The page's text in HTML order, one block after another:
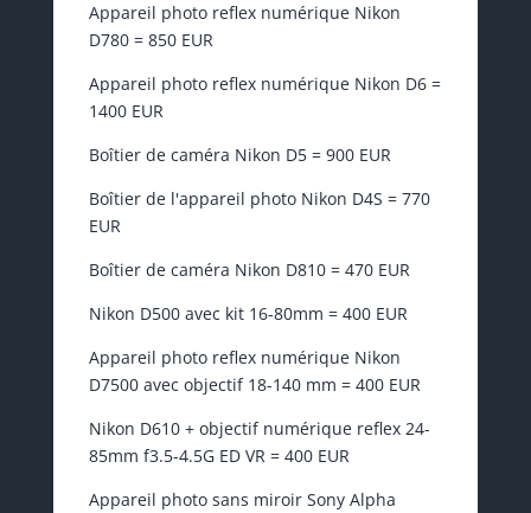
Appareil photo reflex numérique Nikon
D780 = 850 EUR
Appareil photo reflex numérique Nikon D6 =
1400 EUR
Boîtier de caméra Nikon D5 = 900 EUR
Boîtier de l'appareil photo Nikon D4S = 770
EUR
Boîtier de caméra Nikon D810 = 470 EUR
Nikon D500 avec kit 16-80mm = 400 EUR
Appareil photo reflex numérique Nikon
D7500 avec objectif 18-140 mm = 400 EUR
Nikon D610 + objectif numérique reflex 24-
85mm f3.5-4.5G ED VR = 400 EUR
Appareil photo sans miroir Sony Alpha